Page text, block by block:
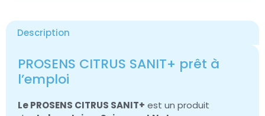
Description
PROSENS CITRUS SANIT+ prêt à
l’emploi
Le PROSENS CITRUS SANIT+ est un produit